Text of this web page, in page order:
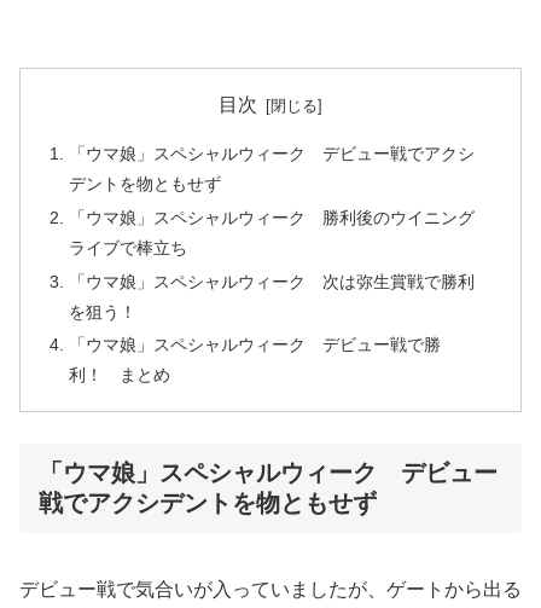
目次
「ウマ娘」スペシャルウィーク デビュー戦でアクシ
デントを物ともせず
「ウマ娘」スペシャルウィーク 勝利後のウイニング
ライブで棒立ち
「ウマ娘」スペシャルウィーク 次は弥生賞戦で勝利
を狙う！
「ウマ娘」スペシャルウィーク デビュー戦で勝
利！ まとめ
「ウマ娘」スペシャルウィーク デビュー
戦でアクシデントを物ともせず
デビュー戦で気合いが入っていましたが、ゲートから出る